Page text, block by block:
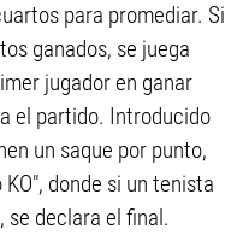
para promediar. Si
ganados, se juega
jugador en ganar
el partido. Introducido
un saque por punto,
donde si un tenista
se declara el final.